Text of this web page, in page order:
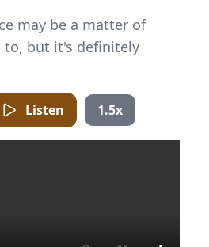
may be a matter of
to, but it's definitely
Listen 1.5x